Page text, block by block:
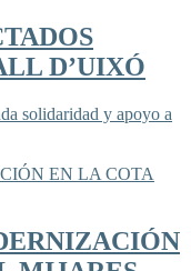
D’UIXÓ
solidaridad y apoyo a